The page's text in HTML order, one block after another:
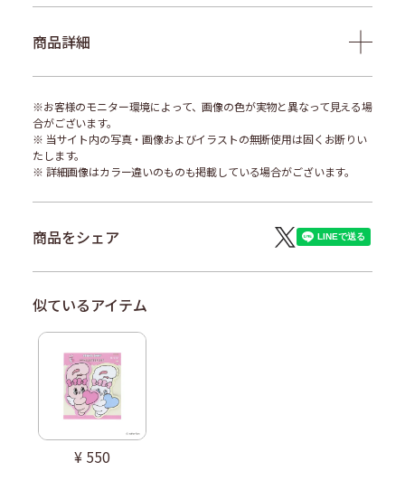
商品詳細
※お客様のモニター環境によって、画像の色が実物と異なって見える場
合がございます。
※ 当サイト内の写真・画像およびイラストの無断使用は固くお断りい
たします。
※ 詳細画像はカラー違いのものも掲載している場合がございます。
商品をシェア
¥ 550